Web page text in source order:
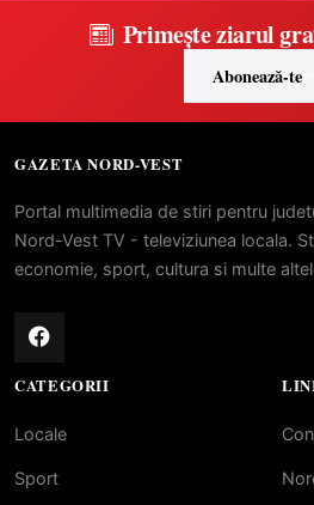
Primește ziarul
Abonează-te
GAZETA NORD-VEST
Portal multimedia de stiri pentru
Nord-Vest TV - televiziunea locala.
economie, sport, cultura si multe
CATEGORII
Locale
Sport